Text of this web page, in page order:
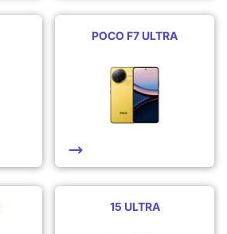
POCO F7 ULTRA
15 ULTRA